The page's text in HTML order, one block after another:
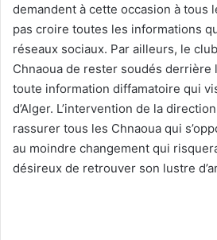
demandent à cette occasion à tous
pas croire toutes les informations
réseaux sociaux. Par ailleurs, le
Chnaoua de rester soudés derrière
toute information diffamatoire qui
d’Alger. L’intervention de la
rassurer tous les Chnaoua qui
au moindre changement qui
désireux de retrouver son lustre